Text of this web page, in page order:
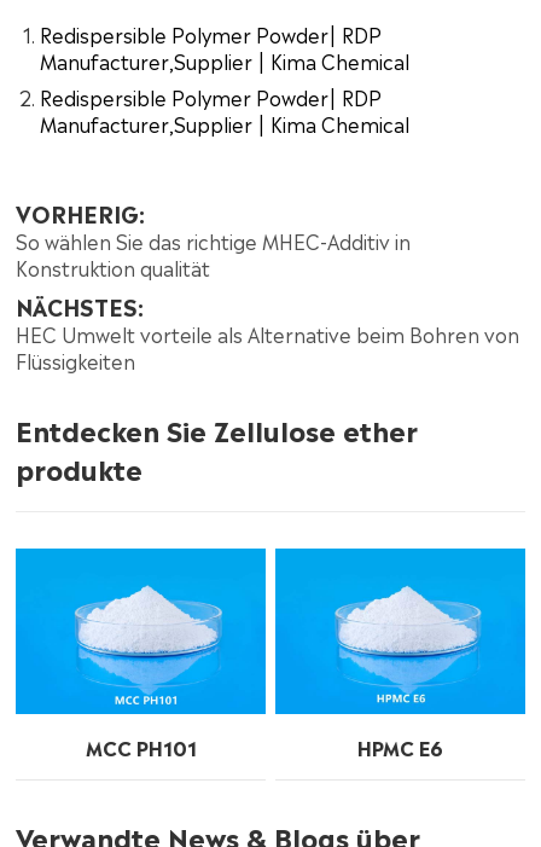
Redispersible Polymer Powder| RDP
Manufacturer,Supplier | Kima Chemical
Redispersible Polymer Powder| RDP
Manufacturer,Supplier | Kima Chemical
VORHERIG:
So wählen Sie das richtige MHEC-Additiv in
Konstruktion qualität
NÄCHSTES:
HEC Umwelt vorteile als Alternative beim Bohren von
Flüssigkeiten
Entdecken Sie Zellulose ether
produkte
MCC PH101 HPMC E6
Verwandte News & Blogs über